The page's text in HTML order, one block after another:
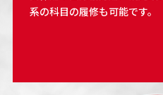
系の科目の履修も可能です。